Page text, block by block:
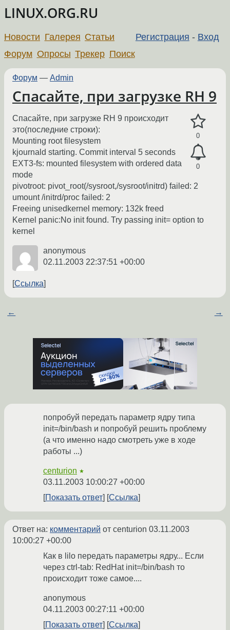
LINUX.ORG.RU
Регистрация - Вход
Новости Галерея Статьи
Форум Опросы Трекер Поиск
Форум — Admin
Спасайте, при загрузке RH 9
0
0
Спасайте, при загрузке RH 9 происходит
это(последние строки):
Mounting root filesystem
kjournald starting. Commit interval 5 seconds
EXT3-fs: mounted filesystem with ordered data
mode
pivotroot: pivot_root(/sysroot,/sysroot/initrd) failed: 2
umount /initrd/proc failed: 2
Freeing unisedkernel memory: 132k freed
Kernel panic:No init found. Try passing init= option to
kernel
anonymous
02.11.2003 22:37:51 +00:00
Ссылка
← →
попробуй передать параметр ядру типа
init=/bin/bash и попробуй решить проблему
(а что именно надо смотреть уже в ходе
работы ...)
centurion ★
03.11.2003 10:00:27 +00:00
Показать ответ
Ссылка
Ответ на: комментарий от centurion 03.11.2003
10:00:27 +00:00
Как в lilo передать параметры ядру... Если
через ctrl-tab: RedHat init=/bin/bash то
происходит тоже самое....
anonymous
04.11.2003 00:27:11 +00:00
Показать ответ
Ссылка